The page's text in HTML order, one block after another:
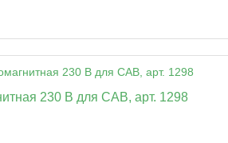
230 В для CAB, арт. 1298